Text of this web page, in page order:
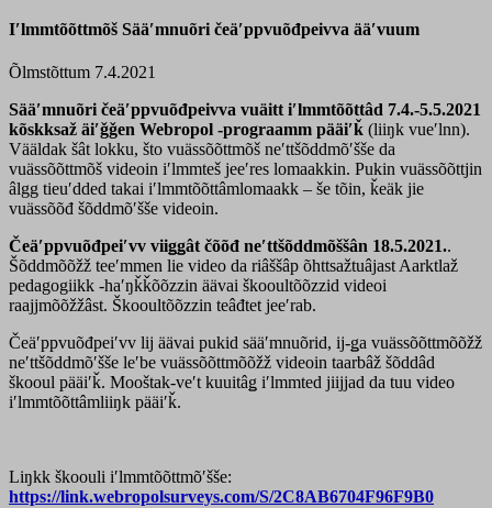
Iʹlmmtõõttmõš Sääʹmnuõri čeäʹppvuõđpeivva ääʹvuum
Õlmstõttum 7.4.2021
Sääʹmnuõri čeäʹppvuõđpeivva vuäitt iʹlmmtõõttâd 7.4.-5.5.2021
kõskksaž äiʹǧǧen Webropol -prograamm pääiʹǩ (liiŋk vueʹlnn).
Vääldak šât lokku, što vuässõõttmõš neʹttšõddmõʹšše da
vuässõõttmõš videoin iʹlmmteš jeeʹres lomaakkin. Pukin vuässõõttjin
âlgg tieuʹdded takai iʹlmmtõõttâmlomaakk – še tõin, ǩeäk jie
vuässõõđ šõddmõʹšše videoin.
Čeäʹppvuõđpeiʹvv viiǥǥât čõõđ neʹttšõddmõššân 18.5.2021..
Šõddmõõžž teeʹmmen lie video da riâššâp õhttsažtuâjast Aarktlaž
pedagogiikk -haʹŋǩǩõõzzin äävai škooultõõzzid videoi
raajjmõõžžâst. Škooultõõzzin teâđtet jeeʹrab.
Čeäʹppvuõđpeiʹvv lij äävai pukid sääʹmnuõrid, ij-ǥa vuässõõttmõõžž
neʹttšõddmõʹšše leʹbe vuässõõttmõõžž videoin taarbâž šõddâd
škooul pääiʹǩ. Mooštak-veʹt kuuitâǥ iʹlmmted jiijjad da tuu video
iʹlmmtõõttâmliiŋk pääiʹǩ.
Liŋkk škoouli iʹlmmtõõttmõʹšše:
https://link.webropolsurveys.com/S/2C8AB6704F96F9B0